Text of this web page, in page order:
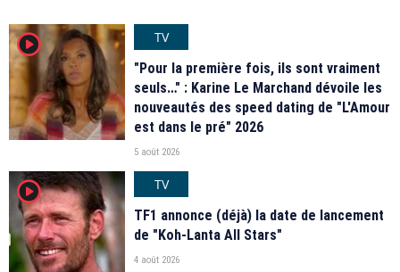
player2
TV
"Pour la première fois, ils sont vraiment
seuls…" : Karine Le Marchand dévoile les
nouveautés des speed dating de "L'Amour
est dans le pré" 2026
5 août 2026
player2
TV
TF1 annonce (déjà) la date de lancement
de "Koh-Lanta All Stars"
4 août 2026